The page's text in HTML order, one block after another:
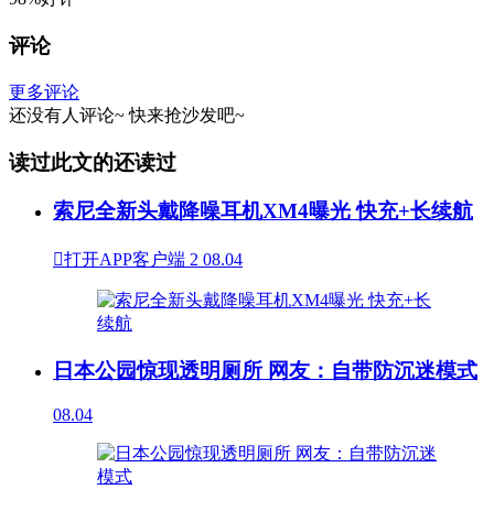
评论
更多评论
还没有人评论~ 快来抢沙发吧~
读过此文的还读过
索尼全新头戴降噪耳机XM4曝光 快充+长续航
打开APP客户端 2 08.04
日本公园惊现透明厕所 网友：自带防沉迷模式
08.04